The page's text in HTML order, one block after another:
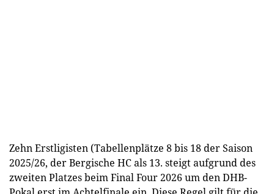
Zehn Erstligisten (Tabellenplätze 8 bis 18 der Saison
2025/26, der Bergische HC als 13. steigt aufgrund des
zweiten Platzes beim Final Four 2026 um den DHB-